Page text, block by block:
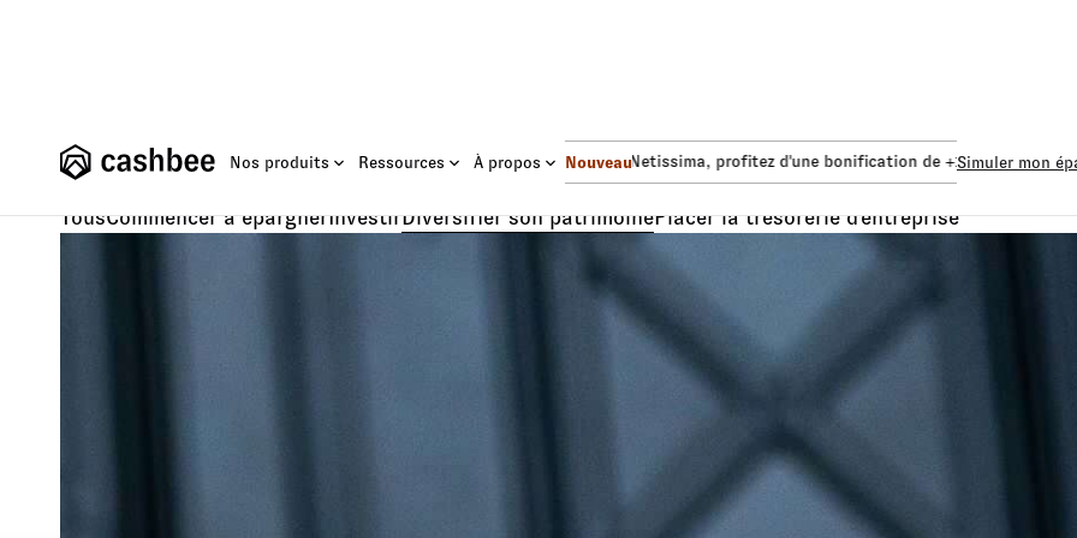
Nos produits Ressources À propos Nouveau
Fonds Euro Netissima, profitez d'une bonification de +1,50%. Fonds Euro
Simuler mon
TousCommencer à épargnerInvestirDiversifier son patrimoinePlacer la trésorerie d'entreprise